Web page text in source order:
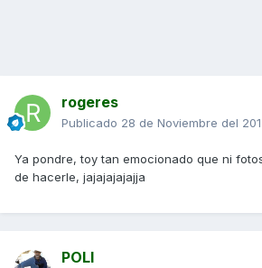
rogeres
Publicado 28 de Noviembre del
Ya pondre, toy tan emocionado que ni
de hacerle, jajajajajajja
POLI